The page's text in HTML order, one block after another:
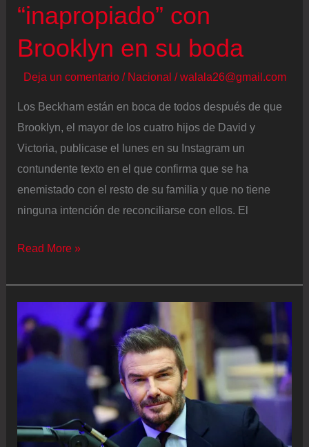
“inapropiado” con
Brooklyn en su boda
Deja un comentario / Nacional /walala26@gmail.com
Los Beckham están en boca de todos después de que
Brooklyn, el mayor de los cuatro hijos de David y
Victoria, publicase el lunes en su Instagram un
contundente texto en el que confirma que se ha
enemistado con el resto de su familia y que no tiene
ninguna intención de reconciliarse con ellos. El
Victoria
lidera
primera
vez
las
musicales
tras
Read More »